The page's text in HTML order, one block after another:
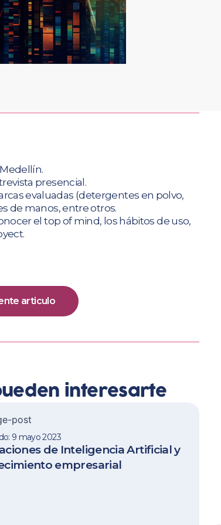
presencial.
evaluadas (detergentes en polvo,
de manos, entre otros.
el top of mind, los hábitos de uso,
articulo
interesarte
9 mayo 2023
de Inteligencia Artificial y
empresarial